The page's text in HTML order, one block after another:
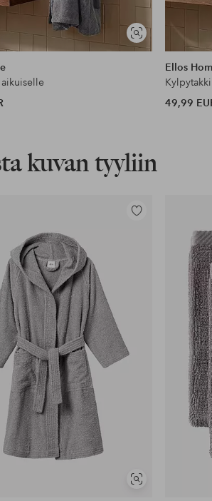
Näytä
samankaltaisia
Ellos
49,99
kuvan tyyliin
Näytä
Lisää